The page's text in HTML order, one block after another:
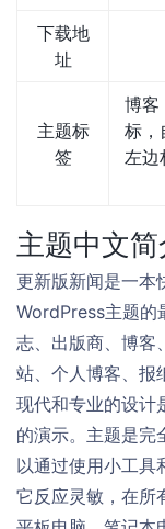
下载地
址
主题标
签
博客
标，
左边
主题中文简
更新版新闻是一本
WordPress主题的
志、出版商、博客
站、个人博客、报
现代和专业的设计
的演示。主题是完
以通过使用小工具
它反应灵敏，在所